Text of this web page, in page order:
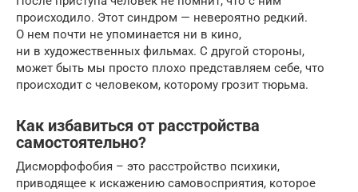
происходило. Этот синдром — невероятно редкий.
О нем почти не упоминается ни в кино,
ни в художественных фильмах. С другой стороны,
может быть мы просто плохо представляем себе, что
происходит с человеком, которому грозит тюрьма.
Как избавиться от расстройства
самостоятельно?
Дисморфофобия – это расстройство психики,
приводящее к искажению самовосприятия, которое